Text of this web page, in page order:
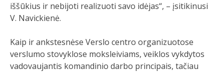
iššūkius ir nebijoti realizuoti savo idėjas“, – įsitikinusi
V. Navickienė.
Kaip ir ankstesnėse Verslo centro organizuotose
verslumo stovyklose moksleiviams, veiklos vykdytos
vadovaujantis komandinio darbo principais, tačiau